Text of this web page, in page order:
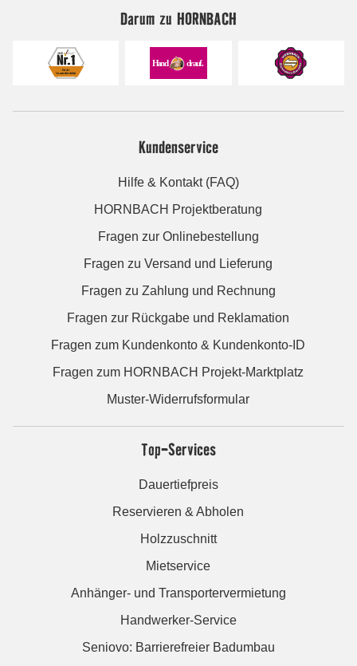
Darum zu HORNBACH
Kundenservice
Hilfe & Kontakt (FAQ)
HORNBACH Projektberatung
Fragen zur Onlinebestellung
Fragen zu Versand und Lieferung
Fragen zu Zahlung und Rechnung
Fragen zur Rückgabe und Reklamation
Fragen zum Kundenkonto & Kundenkonto-ID
Fragen zum HORNBACH Projekt-Marktplatz
Muster-Widerrufsformular
Top-Services
Dauertiefpreis
Reservieren & Abholen
Holzzuschnitt
Mietservice
Anhänger- und Transportervermietung
Handwerker-Service
Seniovo: Barrierefreier Badumbau